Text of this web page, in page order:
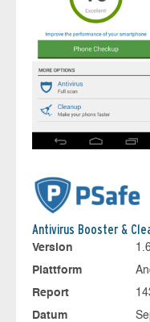
Antivirus Booster &
Version
Plattform
Report
Datum